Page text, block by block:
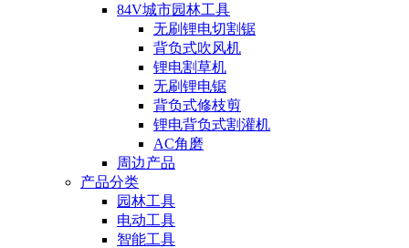
84V城市园林工具
无刷锂电切割锯
背负式吹风机
锂电割草机
无刷锂电锯
背负式修枝剪
锂电背负式割灌机
AC角磨
周边产品
产品分类
园林工具
电动工具
智能工具